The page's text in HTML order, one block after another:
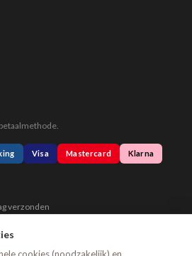
Visa Mastercard Klarna
verzonden